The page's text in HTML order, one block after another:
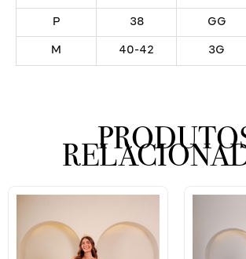
P 38 GG
M 40-42 3G